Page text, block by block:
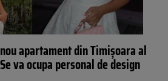
apartament din Timișoara al
va ocupa personal de design